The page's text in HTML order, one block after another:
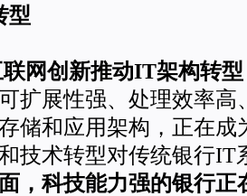
型
网创新推动IT架构转型
扩展性强、处理效率高
储和应用架构，正在成
技术转型对传统银行IT
，科技能力强的银行正